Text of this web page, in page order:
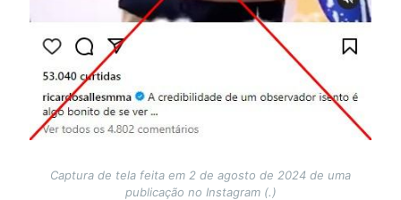
Captura de tela feita em 2 de agosto de 2024 de uma
publicação no Instagram (.)